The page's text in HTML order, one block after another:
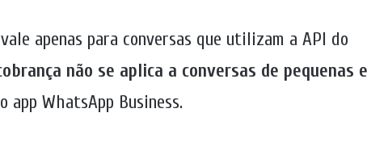
apenas para conversas que utilizam a API do
não se aplica a conversas de pequenas e
app WhatsApp Business.